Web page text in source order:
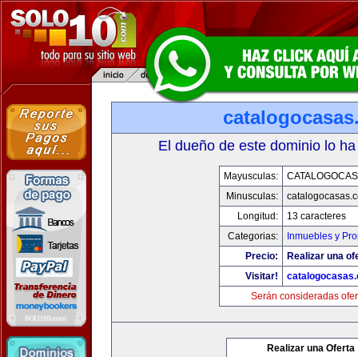
El dueño de este dominio lo
Mayusculas:
Minusculas:
Longitud:
13 caracteres
Categorias:
Inmuebles y
Precio:
Realizar una
Visitar!
Serán consideradas
Realizar una Oferta